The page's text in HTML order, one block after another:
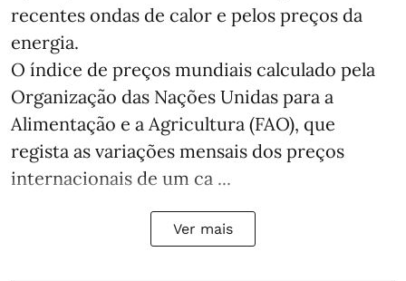
recentes ondas de calor e pelos preços da
energia.
O índice de preços mundiais calculado pela
Organização das Nações Unidas para a
Alimentação e a Agricultura (FAO), que
regista as variações mensais dos preços
internacionais de um ca ...
Ver mais